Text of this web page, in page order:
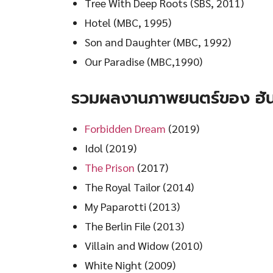
Hotel (MBC, 1995)
Son and Daughter (MBC, 1992)
Our Paradise (MBC,1990)
รวมผลงานภาพยนตร์ของ
Forbidden Dream (2019)
Idol (2019)
The Prison (2017)
The Royal Tailor (2014)
My Paparotti (2013)
The Berlin File (2013)
Villain and Widow (2010)
White Night (2009)